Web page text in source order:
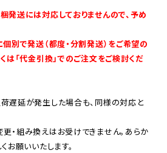
発送には対応しておりませんので、予め
個別で発送（都度・分割発送）をご希望の
は「代金引換」でのご注文をご検討くだ
遅延が発生した場合も、同様の対応と
・組み換えはお受けできません。あらか
お願いいたします。